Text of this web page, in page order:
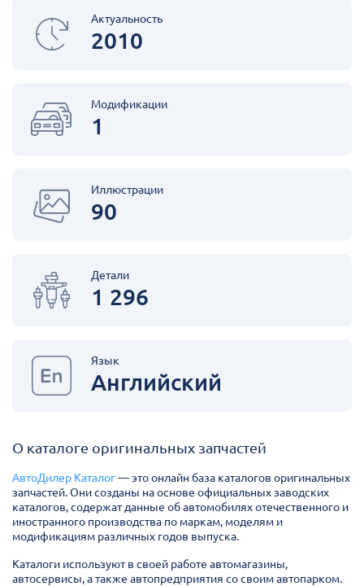
Актуальность
2010
Модификации
1
Иллюстрации
90
Детали
1 296
Язык
Английский
О каталоге оригинальных запчастей
АвтоДилер Каталог— это онлайн база каталогов оригинальных
запчастей. Они созданы на основе официальных заводских
каталогов, содержат данные об автомобилях отечественного и
иностранного производства по маркам, моделям и
модификациям различных годов выпуска.
Каталоги используют в своей работе автомагазины,
автосервисы, а также автопредприятия со своим автопарком.